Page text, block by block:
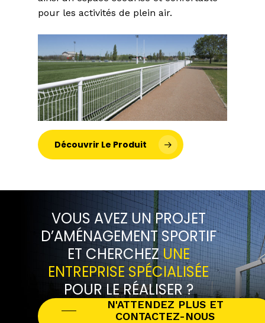
pour les activités de plein air.
Découvrir Le Produit
VOUS AVEZ UN PROJET
D’AMÉNAGEMENT SPORTIF
ET CHERCHEZUNE
ENTREPRISE SPÉCIALISÉE
POUR LE RÉALISER ?
N'ATTENDEZ PLUS ET
CONTACTEZ-NOUS